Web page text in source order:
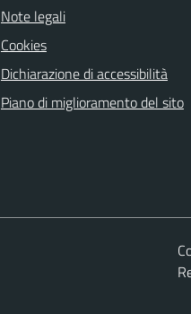
Note legali
Cookies
Dichiarazione di accessibilità
Piano di miglioramento del sito